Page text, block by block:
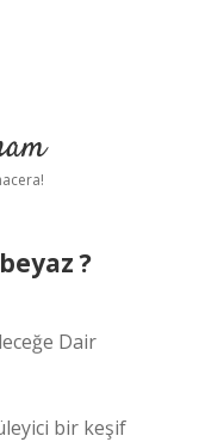
?
Dair
bir keşif